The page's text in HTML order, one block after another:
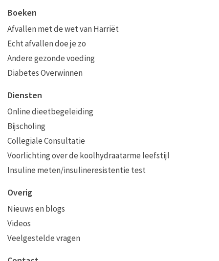
Boeken
Afvallen met de wet van Harriët
Echt afvallen doe je zo
Andere gezonde voeding
Diabetes Overwinnen
Diensten
Online dieetbegeleiding
Bijscholing
Collegiale Consultatie
Voorlichting over de koolhydraatarme leefstijl
Insuline meten/insulineresistentie test
Overig
Nieuws en blogs
Videos
Veelgestelde vragen